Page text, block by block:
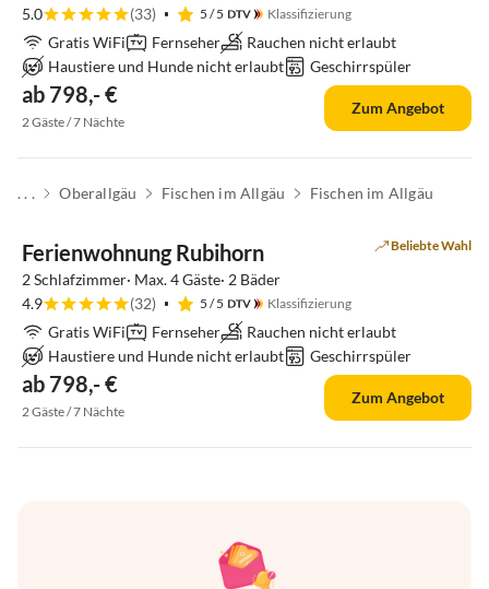
5.0
(33) 5 / 5 Klassifizierung
Gratis WiFi Fernseher
Rauchen nicht erlaubt
Haustiere und Hunde nicht erlaubt
Geschirrspüler
ab 798,- €
2 Gäste / 7 Nächte
Zum Angebot
. . . Oberallgäu Fischen im Allgäu Fischen im Allgäu
Ferienwohnung Rubihorn Beliebte Wahl
2 Schlafzimmer· Max. 4 Gäste· 2 Bäder
4.9
(32) 5 / 5 Klassifizierung
Gratis WiFi Fernseher
Rauchen nicht erlaubt
Haustiere und Hunde nicht erlaubt
Geschirrspüler
ab 798,- €
2 Gäste / 7 Nächte
Zum Angebot